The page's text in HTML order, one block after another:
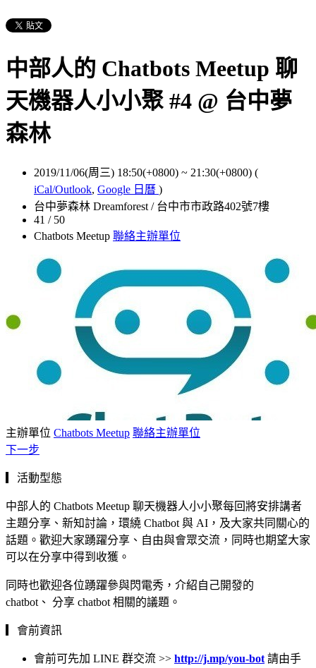
中部人的 Chatbots Meetup 聊
天機器人小小聚 #4 @ 台中夢
森林
2019/11/06(周三) 18:50(+0800) ~ 21:30(+0800) (
iCal/Outlook, Google 日曆 )
台中夢森林 Dreamforest / 台中市市政路402號7樓
41 / 50
Chatbots Meetup 聯絡主辦單位
主辦單位 Chatbots Meetup 聯絡主辦單位
下一步
▎活動型態
中部人的 Chatbots Meetup 聊天機器人小小聚每回將安排講者
主題分享、新知討論，環繞 Chatbot 與 AI，及大家共同關心的
話題。歡迎大家踴躍分享、自由與會眾交流，同時也期望大家
可以在分享中得到收獲。
同時也歡迎各位踴躍參與閃電秀，介紹自己開發的
chatbot、 分享 chatbot 相關的議題。
▎會前資訊
會前可先加 LINE 群交流 >> http://j.mp/you-bot 請由手